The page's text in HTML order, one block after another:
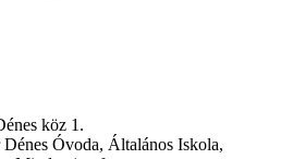
köz 1.
Óvoda, Általános Iskola,